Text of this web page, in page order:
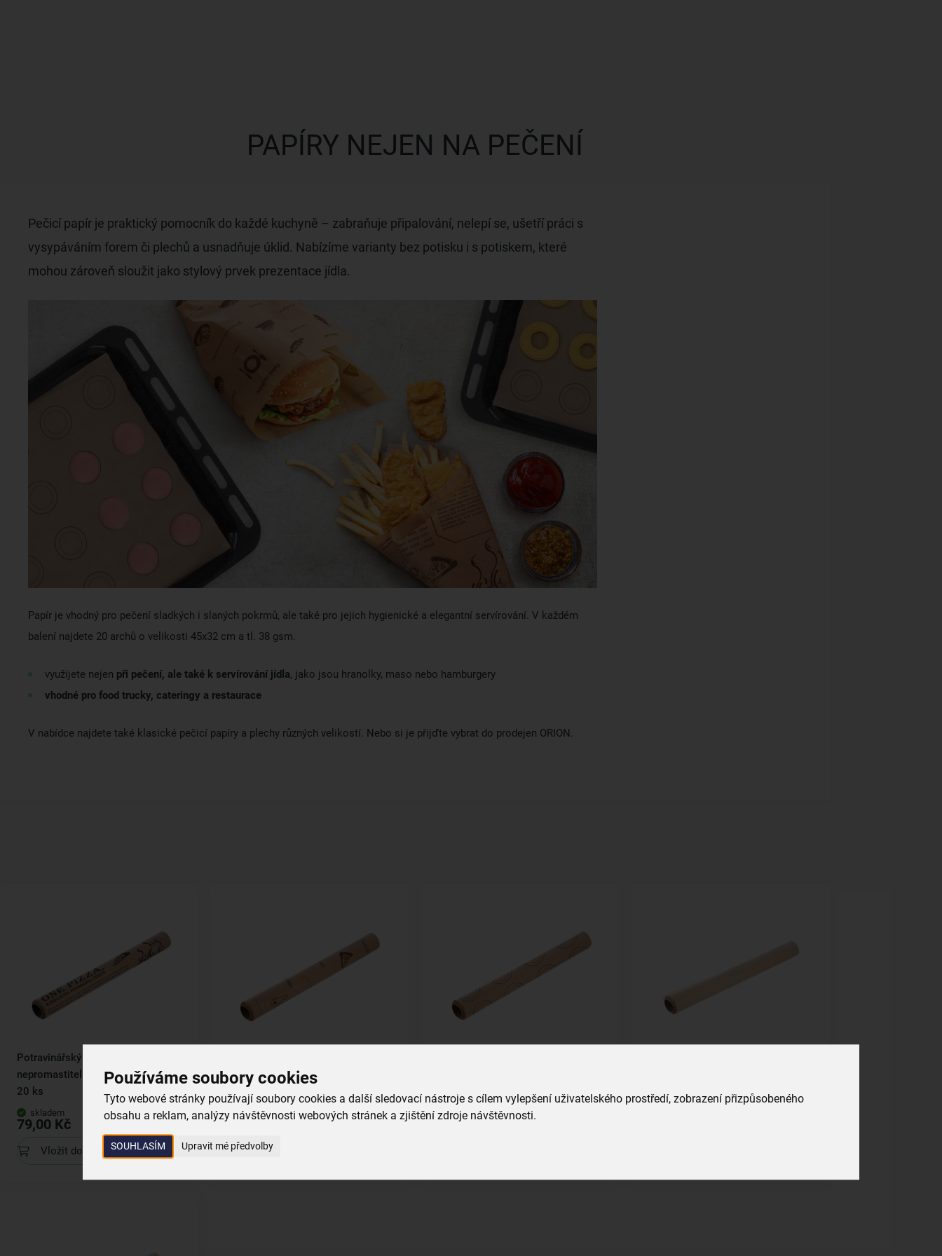
Používáme soubory cookies
Tyto webové stránky používají soubory cookies a další sledovací nástroje s cílem vylepšení uživatelského prostředí, zobrazení přizpůsobeného
obsahu a reklam, analýzy návštěvnosti webových stránek a zjištění zdroje návštěvnosti.
SOUHLASÍM Upravit mé předvolby
PAPÍRY NEJEN NA PEČENÍ
Pečicí papír je praktický pomocník do každé kuchyně – zabraňuje připalování, nelepí se, ušetří práci s
vysypáváním forem či plechů a usnadňuje úklid. Nabízíme varianty bez potisku i s potiskem, které
mohou zároveň sloužit jako stylový prvek prezentace jídla.
Papír je vhodný pro pečení sladkých i slaných pokrmů, ale také pro jejich hygienické a elegantní servírování. V každém
balení najdete 20 archů o velikosti 45x32 cm a tl. 38 gsm.
využijete nejen při pečení, ale také k servírování jídla, jako jsou hranolky, maso nebo hamburgery
vhodné pro food trucky, cateringy a restaurace
V nabídce najdete také klasické pečicí papíry a plechy různých velikostí. Nebo si je přijďte vybrat do prodejen ORION.
Potravinářský papír
nepromastitelný archy 45x32 cm
20 ks
skladem
79,00 Kč
Vložit do košíku
nepromastitelný archy 45x32 cm
20 ks
skladem
79,00 Kč
Vložit do košíku
skladem
79,00 Kč
skladem